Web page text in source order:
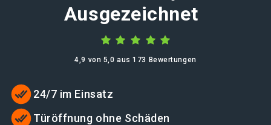
Ausgezeichnet
4,9 von 5,0 aus 173 Bewertungen
24/7 im Einsatz
Türöffnung ohne Schäden